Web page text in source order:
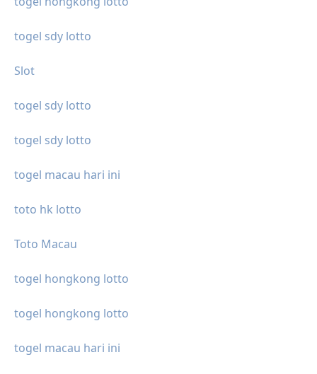
togel sdy lotto
Slot
togel sdy lotto
togel sdy lotto
togel macau hari ini
toto hk lotto
Toto Macau
togel hongkong lotto
togel hongkong lotto
togel macau hari ini